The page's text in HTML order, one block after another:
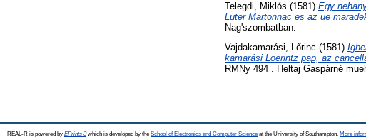
Telegdi, Miklós (1581) Egy
Luter Martonnac es az ue
Nag'szombatban.
Vajdakamarási, Lőrinc (1581)
kamarási Loerintz pap, az
RMNy 494 . Heltaj Gaspárné
REAL-R is powered by EPrints 3which is developed by the School of Electronics and Computer Science at the University of Southampton. More